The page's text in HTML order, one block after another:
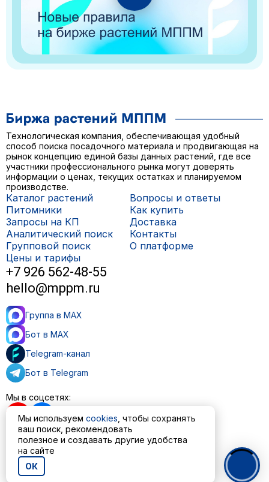
Технологическая компания, обеспечивающая удобный
способ поиска посадочного материала и продвигающая на
рынок концепцию единой базы данных растений, где все
участники профессионального рынка могут доверять
информации о ценах, текущих остатках и планируемом
производстве.
Каталог растений
Питомники
Запросы на КП
Аналитический поиск
Групповой поиск
Цены и тарифы
Вопросы и ответы
Как купить
Доставка
Контакты
О платформе
+7 926 562-48-55
hello@mppm.ru
Группа в MAX
Бот в MAX
Telegram-канал
Бот в Telegram
Мы в соцсетях:
Пользовательское соглашение
Политика обработки персональных данных
© ООО «МППМ» 2023—2026
Мы используем cookies , чтобы сохранять
ваш поиск, рекомендовать
полезное и создавать другие удобства
на сайте
ОК